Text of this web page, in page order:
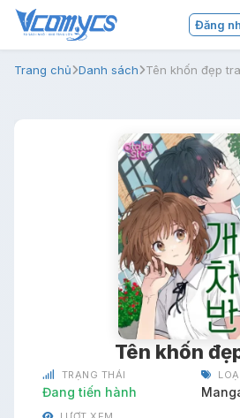
Đăng
Trang chủ Danh sách Tên khốn đẹp
Tên khốn
TRẠNG THÁI
Đang tiến hành